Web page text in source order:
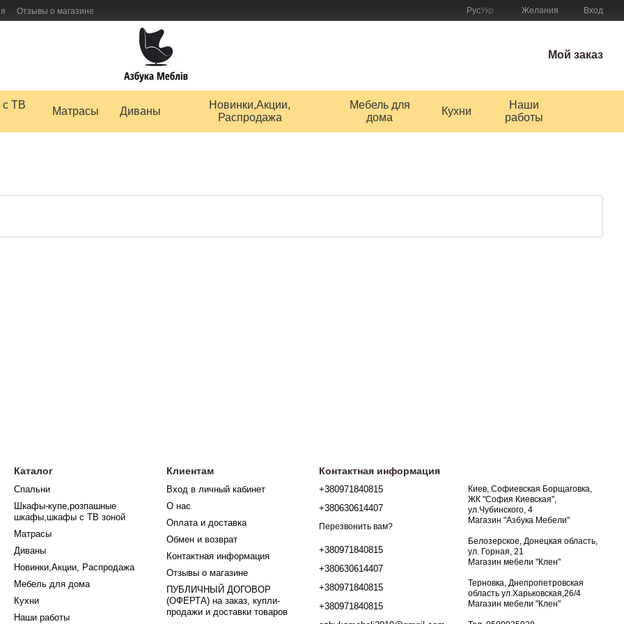
Отзывы о магазине
РусУкр Желания Вход
Мой заказ
ТВ
Матрасы Диваны
Новинки,Акции,
Распродажа
Мебель для
дома
Кухни
Наши
работы
Каталог
Спальни
Шкафы-купе,розпашные
шкафы,шкафы с ТВ зоной
Матрасы
Диваны
Новинки,Акции, Распродажа
Мебель для дома
Кухни
Наши работы
Клиентам
Вход в личный кабинет
О нас
Оплата и доставка
Обмен и возврат
Контактная информация
Отзывы о магазине
ПУБЛИЧНЫЙ ДОГОВОР
(ОФЕРТА) на заказ, купли-
продажи и доставки товаров
Контактная информация
+380971840815
+380630614407
Перезвонить вам?
+380971840815
+380630614407
+380971840815
+380971840815
Киев, Софиевская Борщаговка,
ЖК "София Киевская",
ул.Чубинского, 4
Магазин "Азбука Мебели"
Белозерское, Донецкая область,
ул. Горная, 21
Магазин мебели "Клен"
Терновка, Днепропетровская
область ул.Харьковская,26/4
Магазин мебели "Клен"